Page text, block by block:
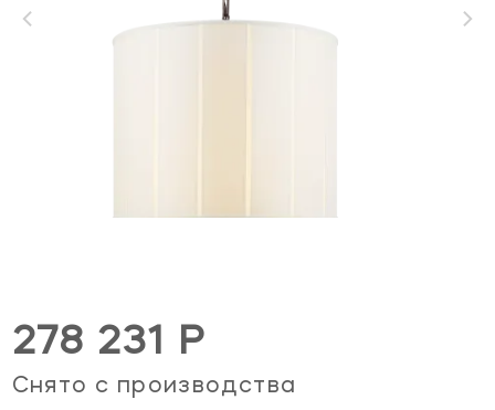
278 231 Р
Снято с производства